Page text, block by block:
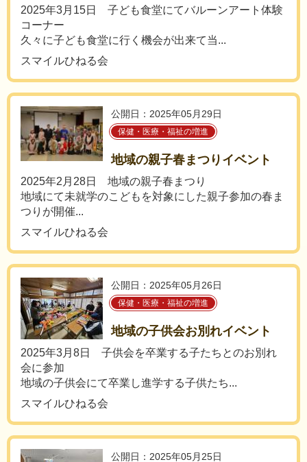
2025年3月15日 子ども食堂にてバルーンアート体験
コーナー
久々に子ども食堂に行く機会が出来て当...
スマイルひねる会
公開日：2025年05月29日
保健・医療・福祉の増進
地域の親子春まつりイベント
2025年2月28日 地域の親子春まつり
地域にて未就学のこどもを対象にした親子参加の春ま
つりが開催...
スマイルひねる会
公開日：2025年05月26日
保健・医療・福祉の増進
地域の子供会お別れイベント
2025年3月8日 子供会を卒業する子たちとのお別れ
会に参加
地域の子供会にて卒業し進学する子供たち...
スマイルひねる会
公開日：2025年05月25日